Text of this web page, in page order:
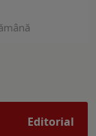
Editorial